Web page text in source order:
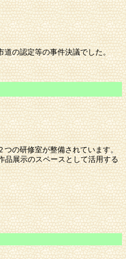
の認定等の事件決議でした。
の研修室が整備されています。
品展示のスペースとして活用する